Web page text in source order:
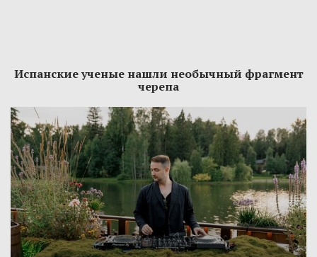
Испанские ученые нашли необычный фрагмент
черепа